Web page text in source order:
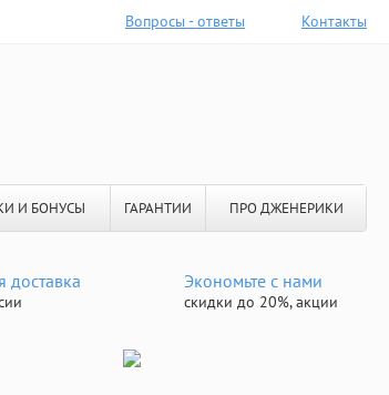
Вопросы - ответы Контакты
И БОНУСЫ ГАРАНТИИ ПРО ДЖЕНЕРИКИ
доставка Экономьте с нами
скидки до 20%, акции